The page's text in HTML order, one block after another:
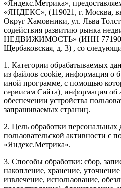
«Яндекс.Метрика»,
«ЯНДЕКС», (119021, г. Москва,
Округ Хамовники, ул. Льва
содействия развитию рынка
НЕДВИЖИМОСТЬ» (ИНН
Щербаковская, д. 3) , со
1. Категории обрабатываемых
из файлов cookie, информация о
иной программе, с помощью
сервисам Сайта), информация
обеспечении устройства
запрашиваемых страниц.
2. Цель обработки персональных
пользовательской активности с
«Яндекс.Метрика».
3. Способы обработки: сбор,
накопление, хранение,
извлечение, использование,